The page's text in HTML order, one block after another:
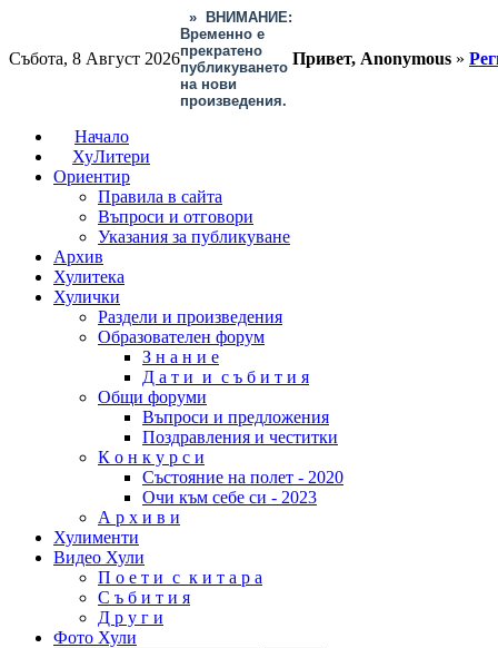
Събота, 8 Август 2026
»
ВНИМАНИЕ:
Временно е
прекратено
публикуването
на нови
произведения.
Привет, Anonymous »
Начало
ХуЛитери
Ориентир
Правила в сайта
Въпроси и отговори
Указания за публикуване
Архив
Хулитека
Хулички
Раздели и произведения
Образователен форум
З н а н и е
Д а т и и с ъ б и т и я
Общи форуми
Въпроси и предложения
Поздравления и честитки
К о н к у р с и
Състояние на полет - 2020
Очи към себе си - 2023
А р х и в и
Хулименти
Видео Хули
П о е т и с к и т а р а
С ъ б и т и я
Д р у г и
Фото Хули